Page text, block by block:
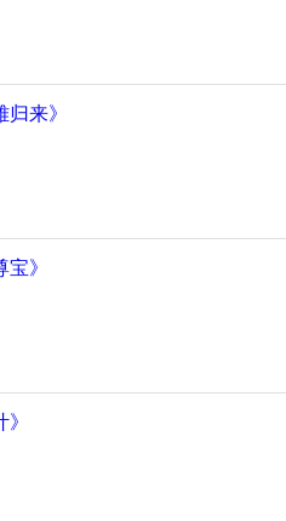
；她，是神界高高在上的神皇。他与
归来》
看呗！
》